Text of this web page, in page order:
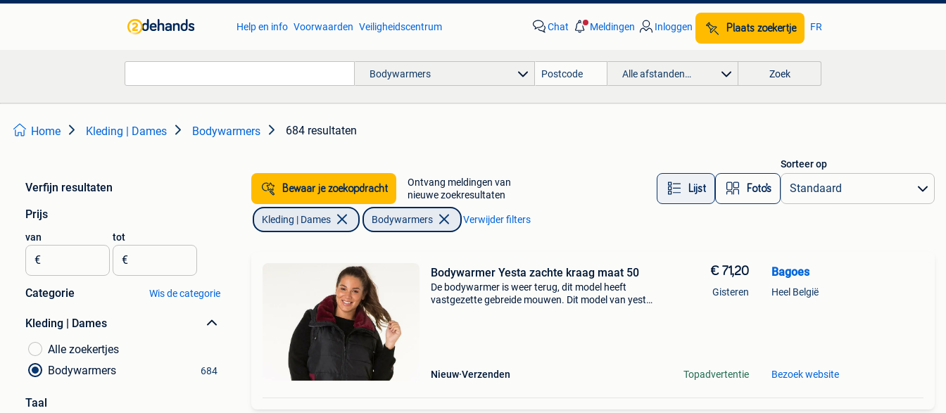
Help en info Voorwaarden Veiligheidscentrum Chat Meldingen Inloggen Plaats zoekertje FR
Bodywarmers Alle afstanden… Zoek
Home Kleding | Dames Bodywarmers 684 resultaten
Verfijn resultaten
Prijs
van
€
tot
€
Categorie Wis de categorie
Kleding | Dames
Alle zoekertjes
Bodywarmers
684
Taal
Bewaar je zoekopdracht
Ontvang meldingen van
nieuwe zoekresultaten
Lijst Foto’s
Sorteer op
Kleding | Dames Bodywarmers Verwijder filters
Bodywarmer Yesta zachte kraag maat 50
De bodywarmer is weer terug, dit model heeft
vastgezette gebreide mouwen. Dit model van yesta
Nieuw Verzenden
€ 71,20
Gisteren
Topadvertentie
Bagoes
Heel België
Bezoek website